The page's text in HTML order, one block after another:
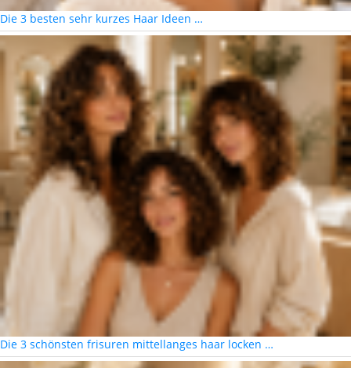
Die 3 besten sehr kurzes Haar Ideen …
Die 3 schönsten frisuren mittellanges haar locken …